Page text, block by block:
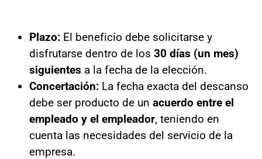
Plazo: El beneficio debe solicitarse y
disfrutarse dentro de los 30 días (un mes)
siguientes a la fecha de la elección.
Concertación: La fecha exacta del descanso
debe ser producto de un acuerdo entre el
empleado y el empleador, teniendo en
cuenta las necesidades del servicio de la
empresa.